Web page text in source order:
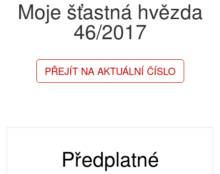
Moje šťastná hvězda
46/2017
PŘEJÍT NA AKTUÁLNÍ ČÍSLO
Předplatné